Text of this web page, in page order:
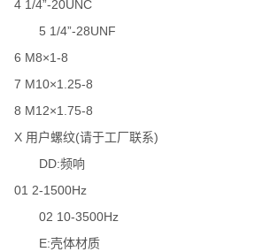
4 1/4”-20UNC
5 1/4”-28UNF
6 M8×1-8
7 M10×1.25-8
8 M12×1.75-8
X 用户螺纹(请于工厂联系)
DD:频响
01 2-1500Hz
02 10-3500Hz
E:壳体材质